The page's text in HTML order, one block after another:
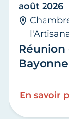
août 2026
En savoir